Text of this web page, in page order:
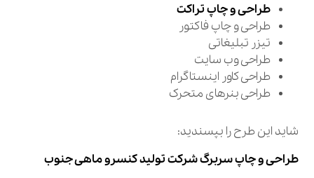
طراحی و چاپ تراکت
طراحی و چاپ فاکتور
تیزر تبلیغاتی
طراحی وب سایت
طراحی کاور اینستاگرام
طراحی بنرهای متحرک
شاید این طرح را بپسندید:
طراحی و چاپ سربرگ شرکت تولید کنسرو ماهی جنوب